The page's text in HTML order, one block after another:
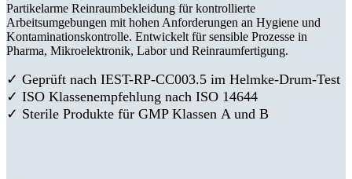
Partikelarme Reinraumbekleidung für kontrollierte
Arbeitsumgebungen mit hohen Anforderungen an Hygiene und
Kontaminationskontrolle. Entwickelt für sensible Prozesse in
Pharma, Mikroelektronik, Labor und Reinraumfertigung.
✓ Geprüft nach IEST-RP-CC003.5 im Helmke-Drum-Test
✓ ISO Klassenempfehlung nach ISO 14644
✓ Sterile Produkte für GMP Klassen A und B